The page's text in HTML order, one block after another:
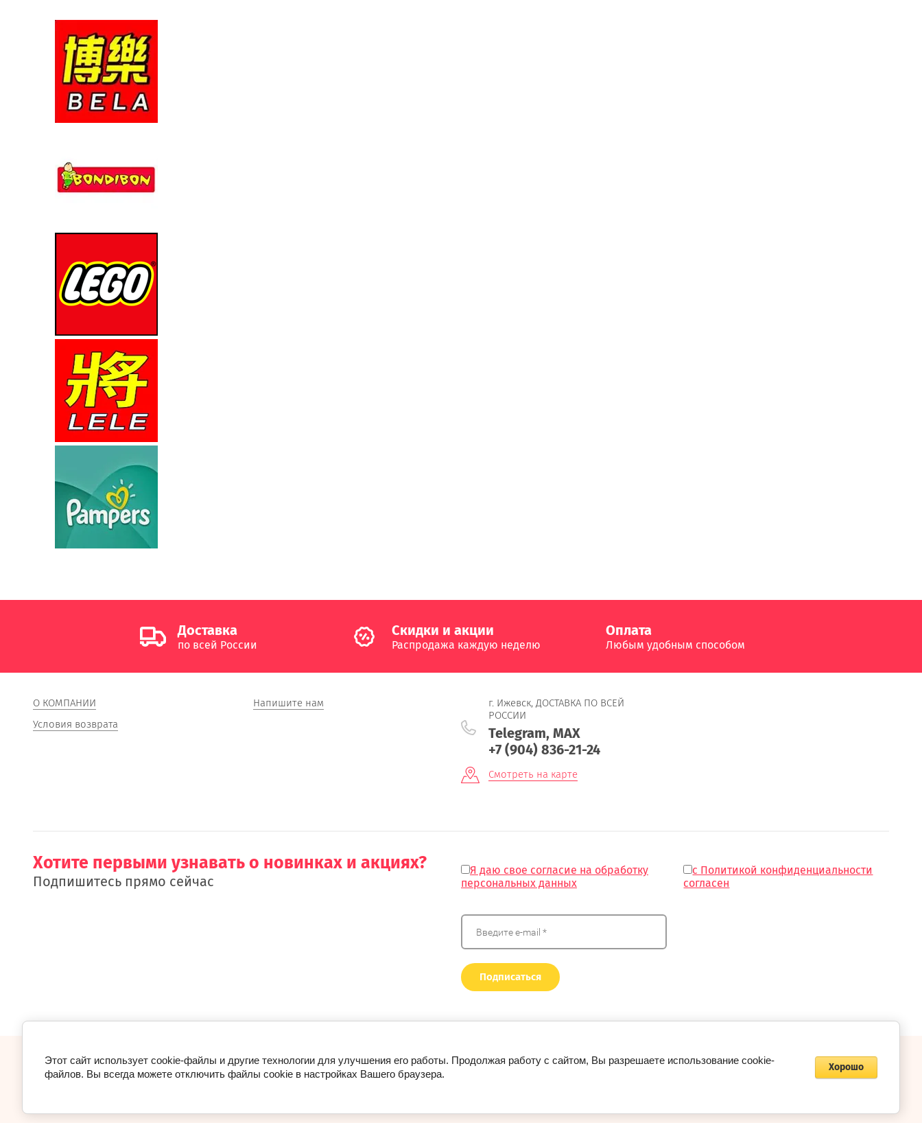
Доставка
по всей России
Cкидки и акции
Распродажа каждую неделю
Оплата
Любым удобным способом
О КОМПАНИИ
Условия возврата
Напишите нам
г. Ижевск, ДОСТАВКА ПО ВСЕЙ
РОССИИ
Telegram, MAX
+7 (904) 836-21-24
Смотреть на карте
Хотите первыми узнавать о новинках и акциях?
Подпишитесь прямо сейчас
Я даю свое согласие на обработку
персональных данных
с Политикой конфиденциальности
согласен
Подписаться
© 2018 - 2026 “КиндерСити24” Мегагрупп.ру
Этот сайт использует cookie-файлы и другие технологии для улучшения его работы. Продолжая работу с сайтом, Вы разрешаете использование cookie-
файлов. Вы всегда можете отключить файлы cookie в настройках Вашего браузера.
Хорошо